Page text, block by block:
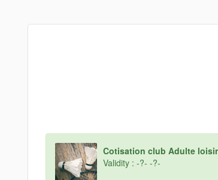
Cotisation club Adulte
Validity : -?- -?-